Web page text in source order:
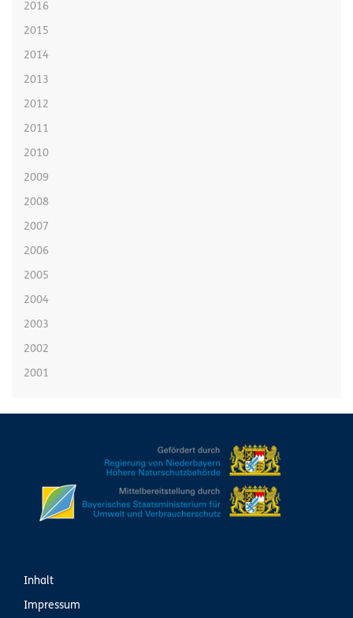
2016
2015
2014
2013
2012
2011
2010
2009
2008
2007
2006
2005
2004
2003
2002
2001
Inhalt
Impressum